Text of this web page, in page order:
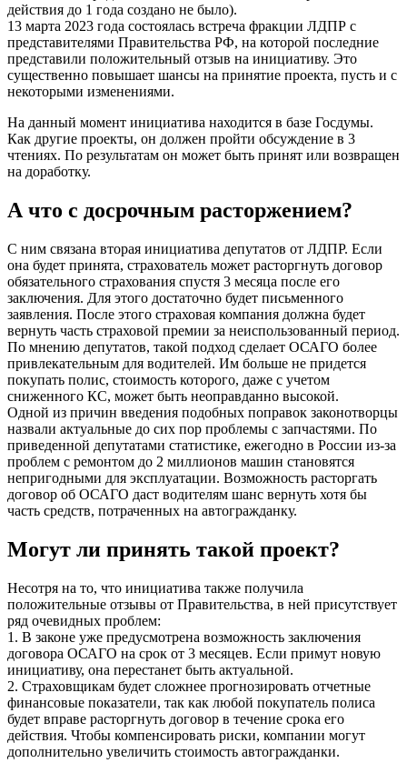
действия до 1 года создано не было).
13 марта 2023 года состоялась встреча фракции ЛДПР с
представителями Правительства РФ, на которой последние
представили положительный отзыв на инициативу. Это
существенно повышает шансы на принятие проекта, пусть и с
некоторыми изменениями.
На данный момент инициатива находится в базе Госдумы.
Как другие проекты, он должен пройти обсуждение в 3
чтениях. По результатам он может быть принят или возвращен
на доработку.
А что с досрочным расторжением?
С ним связана вторая инициатива депутатов от ЛДПР. Если
она будет принята, страхователь может расторгнуть договор
обязательного страхования спустя 3 месяца после его
заключения. Для этого достаточно будет письменного
заявления. После этого страховая компания должна будет
вернуть часть страховой премии за неиспользованный период.
По мнению депутатов, такой подход сделает ОСАГО более
привлекательным для водителей. Им больше не придется
покупать полис, стоимость которого, даже с учетом
сниженного КС, может быть неоправданно высокой.
Одной из причин введения подобных поправок законотворцы
назвали актуальные до сих пор проблемы с запчастями. По
приведенной депутатами статистике, ежегодно в России из-за
проблем с ремонтом до 2 миллионов машин становятся
непригодными для эксплуатации. Возможность расторгать
договор об ОСАГО даст водителям шанс вернуть хотя бы
часть средств, потраченных на автогражданку.
Могут ли принять такой проект?
Несотря на то, что инициатива также получила
положительные отзывы от Правительства, в ней присутствует
ряд очевидных проблем:
1. В законе уже предусмотрена возможность заключения
договора ОСАГО на срок от 3 месяцев. Если примут новую
инициативу, она перестанет быть актуальной.
2. Страховщикам будет сложнее прогнозировать отчетные
финансовые показатели, так как любой покупатель полиса
будет вправе расторгнуть договор в течение срока его
действия. Чтобы компенсировать риски, компании могут
дополнительно увеличить стоимость автогражданки.